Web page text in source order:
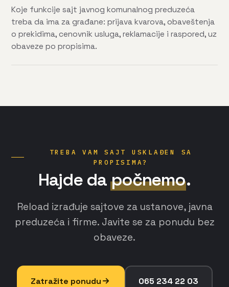
Koje funkcije sajt javnog komunalnog preduzeća
treba da ima za građane: prijava kvarova, obaveštenja
o prekidima, cenovnik usluga, reklamacije i raspored, uz
obaveze po propisima.
TREBA VAM SAJT USKLAĐEN SA
PROPISIMA?
Hajde da počnemo.
Reload izrađuje sajtove za ustanove, javna
preduzeća i firme. Javite se za ponudu bez
obaveze.
Zatražite ponudu 065 234 22 03